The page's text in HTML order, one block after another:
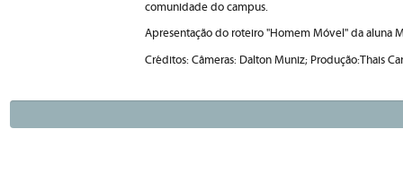
comunidade do campus.
Apresentação do roteiro "Homem Móvel" da aluna
Créditos: Câmeras: Dalton Muniz; Produção:Thais